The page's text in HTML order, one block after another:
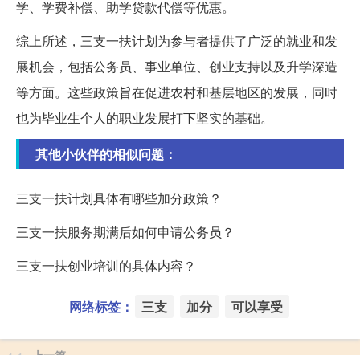
学、学费补偿、助学贷款代偿等优惠。
综上所述，三支一扶计划为参与者提供了广泛的就业和发
展机会，包括公务员、事业单位、创业支持以及升学深造
等方面。这些政策旨在促进农村和基层地区的发展，同时
也为毕业生个人的职业发展打下坚实的基础。
其他小伙伴的相似问题：
三支一扶计划具体有哪些加分政策？
三支一扶服务期满后如何申请公务员？
三支一扶创业培训的具体内容？
网络标签： 三支 加分 可以享受